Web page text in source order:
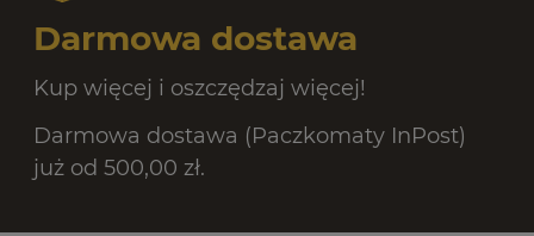
Darmowa dostawa
Kup więcej i oszczędzaj więcej!
Darmowa dostawa (Paczkomaty InPost)
już od 500,00 zł.